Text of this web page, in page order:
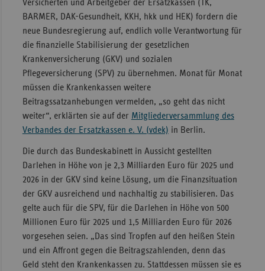
teilen
Versicherten und Arbeitgeber der Ersatzkassen (TK,
BARMER, DAK-Gesundheit, KKH, hkk und HEK) fordern die
neue Bundesregierung auf, endlich volle Verantwortung für
die finanzielle Stabilisierung der gesetzlichen
Krankenversicherung (GKV) und sozialen
Pflegeversicherung (SPV) zu übernehmen. Monat für Monat
müssen die Krankenkassen weitere
Beitragssatzanhebungen vermelden, „so geht das nicht
weiter“, erklärten sie auf der Mitgliederversammlung des
Verbandes der Ersatzkassen e. V. (vdek) in Berlin.
Die durch das Bundeskabinett in Aussicht gestellten
Darlehen in Höhe von je 2,3 Milliarden Euro für 2025 und
2026 in der GKV sind keine Lösung, um die Finanzsituation
der GKV ausreichend und nachhaltig zu stabilisieren. Das
gelte auch für die SPV, für die Darlehen in Höhe von 500
Millionen Euro für 2025 und 1,5 Milliarden Euro für 2026
vorgesehen seien. „Das sind Tropfen auf den heißen Stein
und ein Affront gegen die Beitragszahlenden, denn das
Geld steht den Krankenkassen zu. Stattdessen müssen sie es